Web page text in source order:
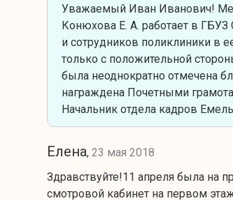
Уважаемый Иван Иванович!
Конюхова Е. А. работает в
и сотрудников поликлиники в
только с положительной
была неоднократно отмечена
награждена Почетными
Начальник отдела кадров
Елена, 23 мая 2018
Здравствуйте!11 апреля была на
смотровой кабинет на первом